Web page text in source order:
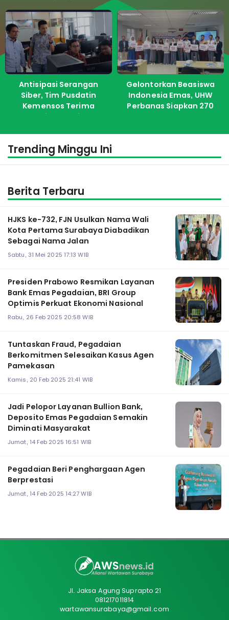
Antisipasi Serangan
Siber, Tim Pusdatin
Kemensos Terima
Pelatihan dari ITS
Gelontorkan Beasiswa
Indonesia Emas, UHW
Perbanas Siapkan 270
Trending Minggu Ini
Berita Terbaru
HJKS ke-732, FJN Usulkan Nama Wali
Kota Pertama Surabaya Diabadikan
Sebagai Nama Jalan
Sabtu, 31 Mei 2025 17:13 WIB
Presiden Prabowo Resmikan Layanan
Bank Emas Pegadaian, BRI Group
Optimis Perkuat Ekonomi Nasional
Rabu, 26 Feb 2025 20:58 WIB
Tuntaskan Fraud, Pegadaian
Berkomitmen Selesaikan Kasus Agen
Pamekasan
Kamis, 20 Feb 2025 21:41 WIB
Jadi Pelopor Layanan Bullion Bank,
Deposito Emas Pegadaian Semakin
Diminati Masyarakat
Jumat, 14 Feb 2025 16:51 WIB
Pegadaian Beri Penghargaan Agen
Berprestasi
Jumat, 14 Feb 2025 14:27 WIB
Jl. Jaksa Agung Suprapto 21
081217011814
wartawansurabaya@gmail.com